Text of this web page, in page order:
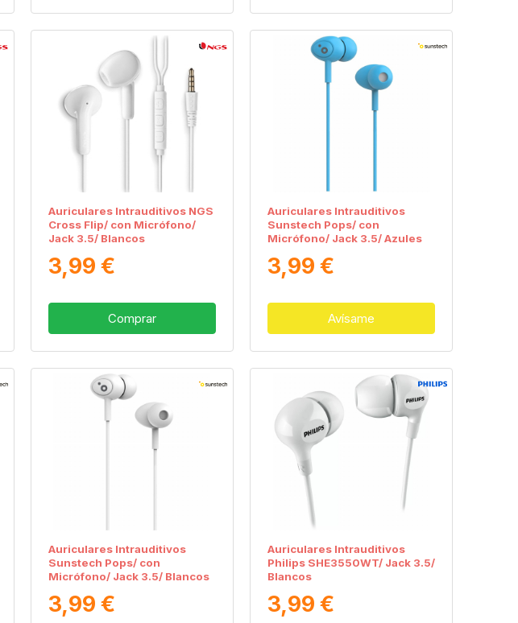
Auriculares Intrauditivos NGS
Cross Flip/ con Micrófono/
Jack 3.5/ Blancos
3,99 €
Comprar
Auriculares Intrauditivos
Sunstech Pops/ con
Micrófono/ Jack 3.5/ Azules
3,99 €
Avísame
Auriculares Intrauditivos
Sunstech Pops/ con
Micrófono/ Jack 3.5/ Blancos
3,99 €
Auriculares Intrauditivos
Philips SHE3550WT/ Jack 3.5/
Blancos
3,99 €